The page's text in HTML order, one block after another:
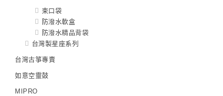
束口袋
防潑水軟盒
防潑水精品背袋
台灣製星座系列
台灣古箏專賣
如意空靈鼓
MIPRO